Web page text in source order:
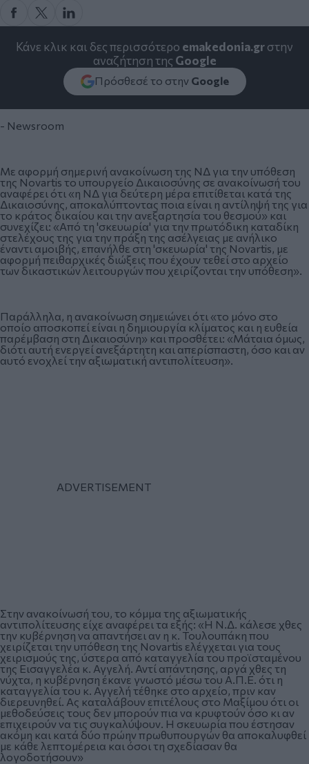
Κάνε κλικ και δες περισσότερο emakedonia.grστην
αναζήτηση της Google
Πρόσθεσέ το στην Google
- Newsroom
Με αφορμή σημερινή ανακοίνωση της ΝΔ για την υπόθεση
της Novartis το υπουργείο Δικαιοσύνης σε ανακοίνωσή του
αναφέρει ότι «η ΝΔ για δεύτερη μέρα επιτίθεται κατά της
Δικαιοσύνης, αποκαλύπτοντας ποια είναι η αντίληψή της για
το κράτος δικαίου και την ανεξαρτησία του θεσμού» και
συνεχίζει: «Από τη 'σκευωρία' για την πρωτόδικη καταδίκη
στελέχους της για την πράξη της ασέλγειας με ανήλικο
έναντι αμοιβής, επανήλθε στη 'σκευωρία' της Novartis, με
αφορμή πειθαρχικές διώξεις που έχουν τεθεί στο αρχείο
των δικαστικών λειτουργών που χειρίζονται την υπόθεση».
Παράλληλα, η ανακοίνωση σημειώνει ότι «το μόνο στο
οποίο αποσκοπεί είναι η δημιουργία κλίματος και η ευθεία
παρέμβαση στη Δικαιοσύνη» και προσθέτει: «Μάταια όμως,
διότι αυτή ενεργεί ανεξάρτητη και απερίσπαστη, όσο και αν
αυτό ενοχλεί την αξιωματική αντιπολίτευση».
Στην ανακοίνωσή του, το κόμμα της αξιωματικής
αντιπολίτευσης είχε αναφέρει τα εξής: «Η Ν.Δ. κάλεσε χθες
την κυβέρνηση να απαντήσει αν η κ. Τουλουπάκη που
χειρίζεται την υπόθεση της Novartis ελέγχεται για τους
χειρισμούς της, ύστερα από καταγγελία του προϊσταμένου
της Εισαγγελέα κ. Αγγελή. Αντί απάντησης, αργά χθες τη
νύχτα, η κυβέρνηση έκανε γνωστό μέσω του Α.Π.Ε. ότι η
καταγγελία του κ. Αγγελή τέθηκε στο αρχείο, πριν καν
διερευνηθεί. Ας καταλάβουν επιτέλους στο Μαξίμου ότι οι
μεθοδεύσεις τους δεν μπορούν πια να κρυφτούν όσο κι αν
επιχειρούν να τις συγκαλύψουν. Η σκευωρία που έστησαν
ακόμη και κατά δύο πρώην πρωθυπουργών θα αποκαλυφθεί
με κάθε λεπτομέρεια και όσοι τη σχεδίασαν θα
λογοδοτήσουν»